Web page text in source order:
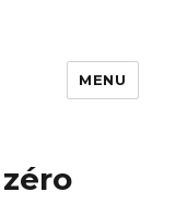
MENU